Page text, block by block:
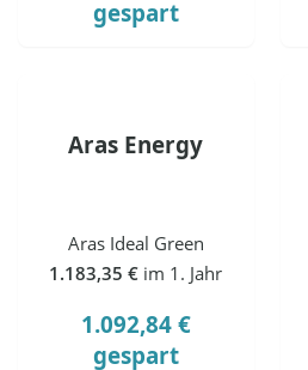
gespart
Aras Energy
Aras Ideal Green
1.183,35 € im 1. Jahr
1.092,84 €
gespart